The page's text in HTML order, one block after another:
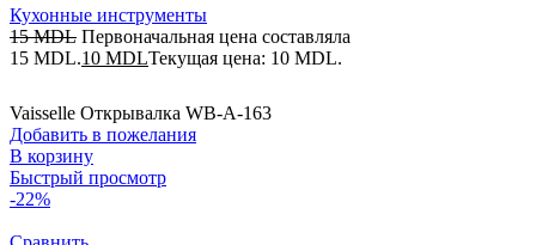
Кухонные инструменты
15MDL Первоначальная цена составляла
15 MDL.10 MDLТекущая цена: 10 MDL.
Vaisselle Открывалка WB-A-163
Добавить в пожелания
В корзину
Быстрый просмотр
-22%